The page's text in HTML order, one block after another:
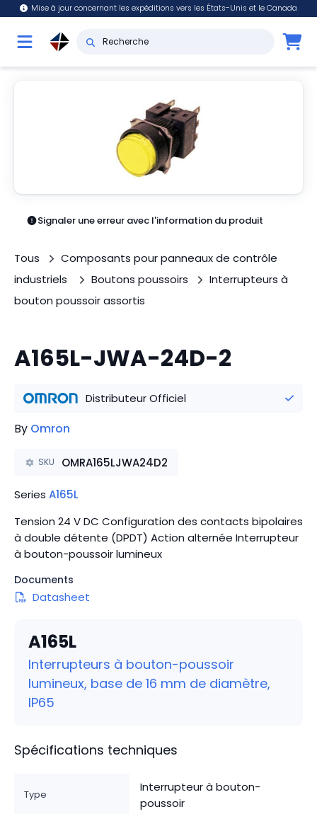
Mise à jour concernant les expéditions vers les États-Unis et le Canada
Signaler une erreur avec l'information du produit
Tous
Composants pour panneaux de contrôle
industriels
Boutons poussoirs
Interrupteurs à
bouton poussoir assortis
A165L-JWA-24D-2
Distributeur Officiel
By Omron
SKU OMRA165LJWA24D2
Series A165L
Tension 24 V DC Configuration des contacts bipolaires
à double détente (DPDT) Action alternée Interrupteur
à bouton-poussoir lumineux
Documents
Datasheet
A165L
Interrupteurs à bouton-poussoir
lumineux, base de 16 mm de diamètre,
IP65
Spécifications techniques
Type
Interrupteur à bouton-
poussoir